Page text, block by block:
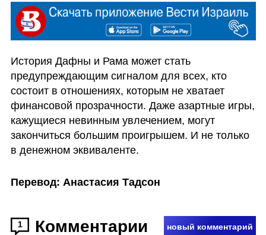
История Дафны и Рама может стать
предупреждающим сигналом для всех, кто
состоит в отношениях, которым не хватает
финансовой прозрачности. Даже азартные игры,
кажущиеся невинным увлечением, могут
закончиться большим проигрышем. И не только
в денежном эквиваленте.
Перевод: Анастасия Тадсон
1 Комментарии новый комментарий